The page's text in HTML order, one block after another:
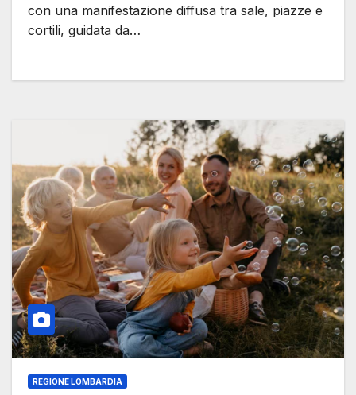
con una manifestazione diffusa tra sale, piazze e
cortili, guidata da…
REGIONE LOMBARDIA